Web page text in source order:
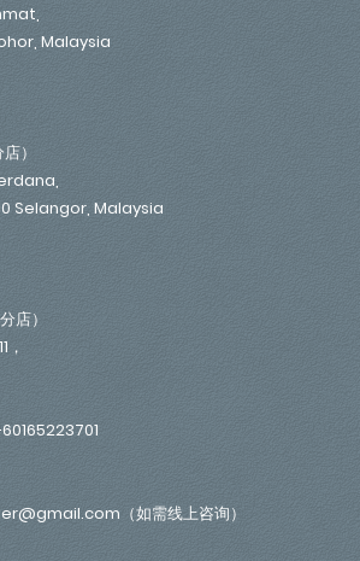
Malaysia
）
Selangor, Malaysia
店）
（如需线上咨询）